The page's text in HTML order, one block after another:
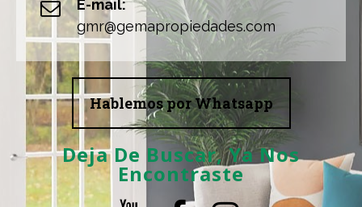

E-mail:
gmr@gemapropiedades.com
Hablemos por Whatsapp
Deja De Buscar, Ya Nos
Encontraste